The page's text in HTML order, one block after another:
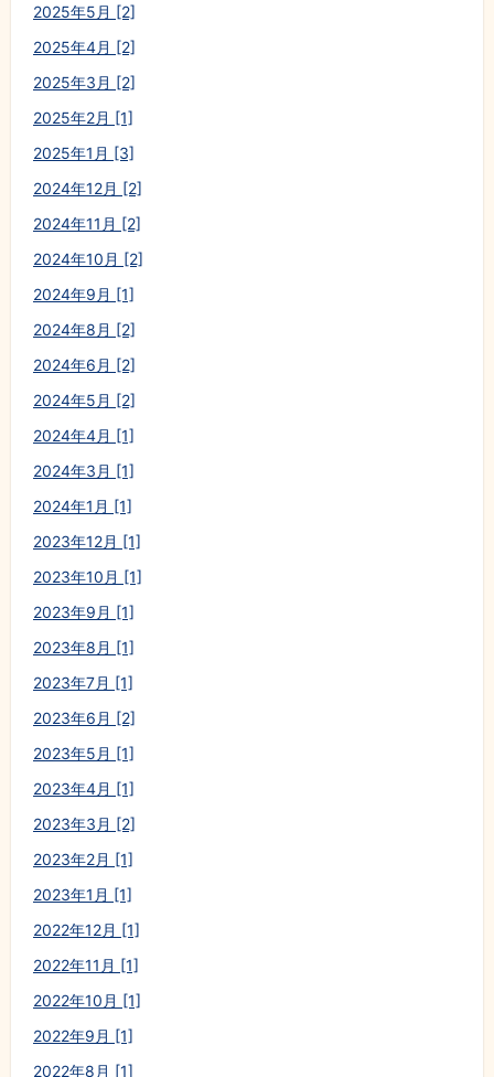
2025年5月 [2]
2025年4月 [2]
2025年3月 [2]
2025年2月 [1]
2025年1月 [3]
2024年12月 [2]
2024年11月 [2]
2024年10月 [2]
2024年9月 [1]
2024年8月 [2]
2024年6月 [2]
2024年5月 [2]
2024年4月 [1]
2024年3月 [1]
2024年1月 [1]
2023年12月 [1]
2023年10月 [1]
2023年9月 [1]
2023年8月 [1]
2023年7月 [1]
2023年6月 [2]
2023年5月 [1]
2023年4月 [1]
2023年3月 [2]
2023年2月 [1]
2023年1月 [1]
2022年12月 [1]
2022年11月 [1]
2022年10月 [1]
2022年9月 [1]
2022年8月 [1]